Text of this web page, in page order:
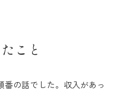
こと
の話でした。収入があっ